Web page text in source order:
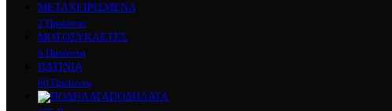
ΜΕΤΑΧΕΙΡΙΣΜΕΝΑ
2 Προϊόντα
ΜΟΤΟΣΥΚΛEΤΕΣ
6 Προϊόντα
ΠΑΤΙΝΙΑ
60 Προϊόντα
ΠΟΔΗΛΑΤΑ